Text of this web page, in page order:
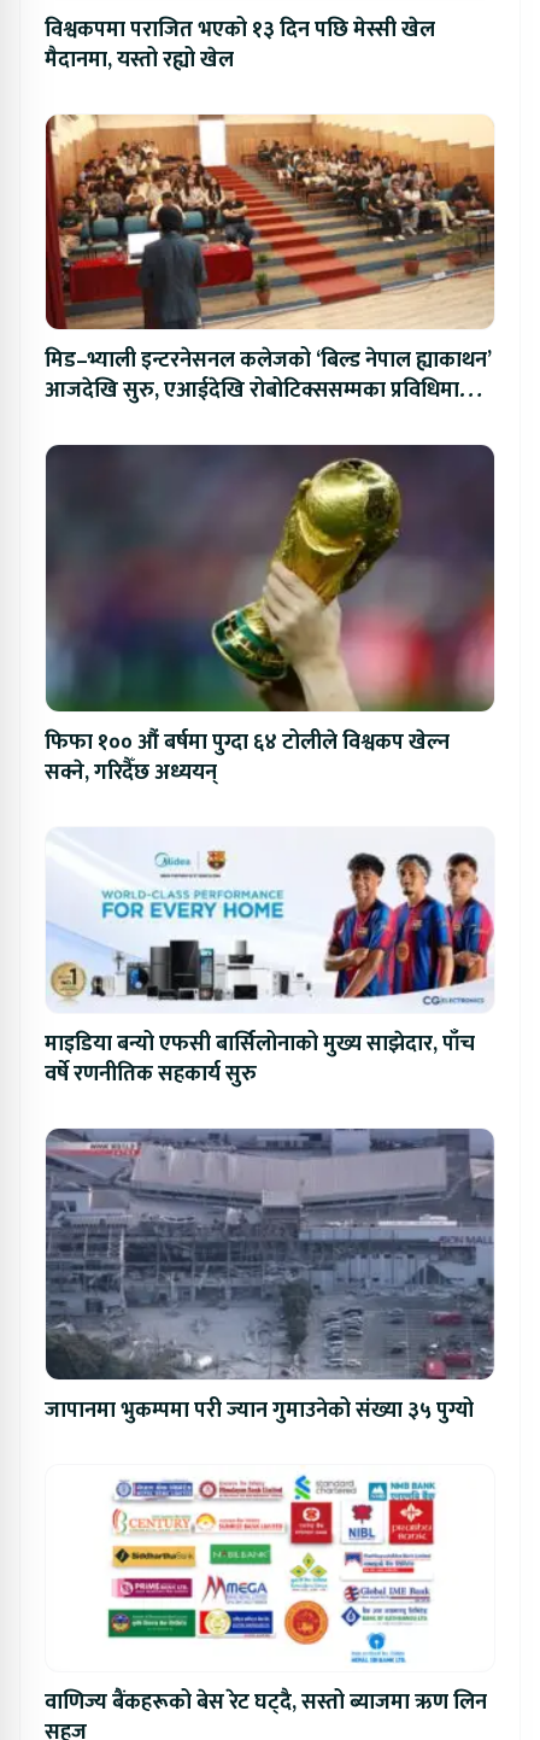
विश्वकपमा पराजित भएको १३ दिन पछि मेस्सी खेल
मैदानमा, यस्तो रह्यो खेल
मिड–भ्याली इन्टरनेसनल कलेजको ‘बिल्ड नेपाल ह्याकाथन’
आजदेखि सुरु, एआईदेखि रोबोटिक्ससम्मका प्रविधिमा
फिफा १०० औं बर्षमा पुग्दा ६४ टोलीले विश्वकप खेल्न
सक्ने, गरिदैँछ अध्ययन्
माइडिया बन्यो एफसी बार्सिलोनाको मुख्य साझेदार, पाँच
वर्षे रणनीतिक सहकार्य सुरु
जापानमा भुकम्पमा परी ज्यान गुमाउनेको संख्या ३५ पुग्यो
वाणिज्य बैंकहरूको बेस रेट घट्दै, सस्तो ब्याजमा ऋण लिन